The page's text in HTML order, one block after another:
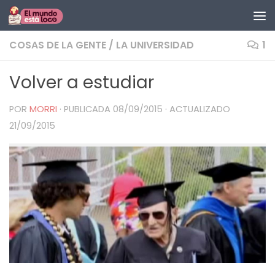
Saltar al contenido
COSAS DE LA GENTE / LA UNIVERSIDAD 1
Volver a estudiar
POR MORRI · PUBLICADA 08/09/2015 · ACTUALIZADO
21/09/2015